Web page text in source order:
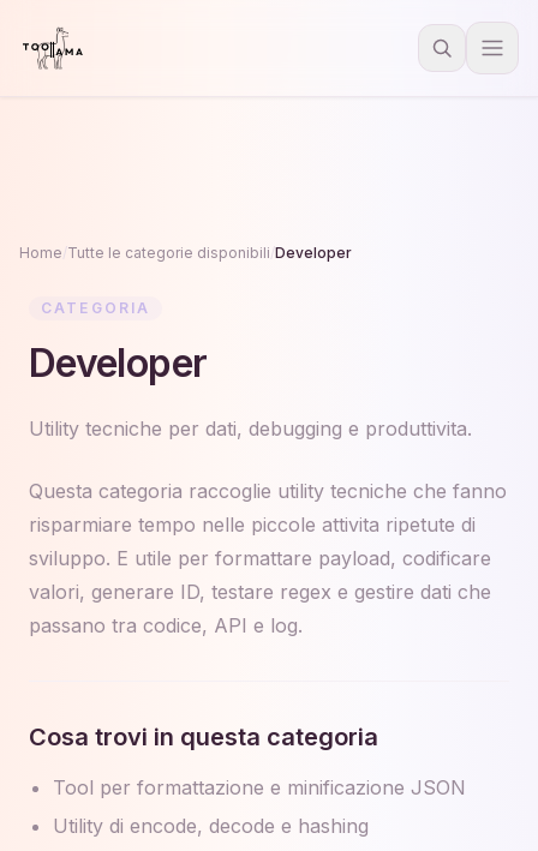
Home Tutte le categorie disponibili/Developer
CATEGORIA
Developer
Utility tecniche per dati, debugging e produttivita.
Questa categoria raccoglie utility tecniche che fanno
risparmiare tempo nelle piccole attivita ripetute di
sviluppo. E utile per formattare payload, codificare
valori, generare ID, testare regex e gestire dati che
passano tra codice, API e log.
Cosa trovi in questa categoria
Tool per formattazione e minificazione JSON
Utility di encode, decode e hashing